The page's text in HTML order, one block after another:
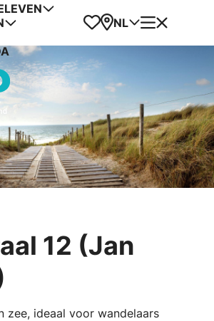
Favorieten
Kaart
NL Menu
12 (Jan
zee, ideaal voor wandelaars